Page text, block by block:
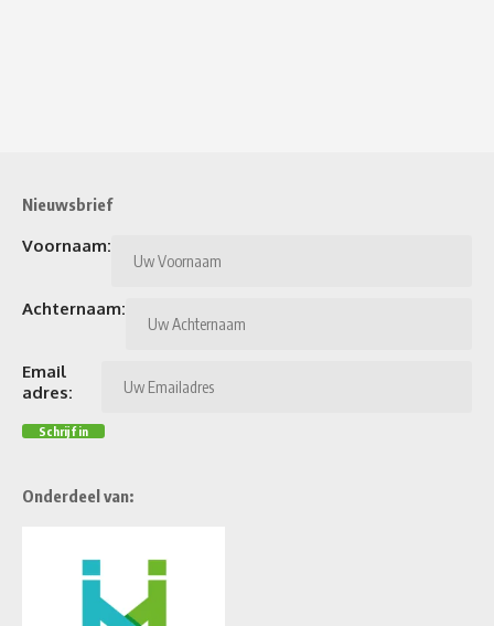
Nieuwsbrief
Voornaam:
Achternaam:
Email
adres:
Onderdeel van: